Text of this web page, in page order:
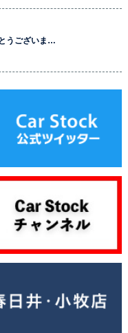
うございま…